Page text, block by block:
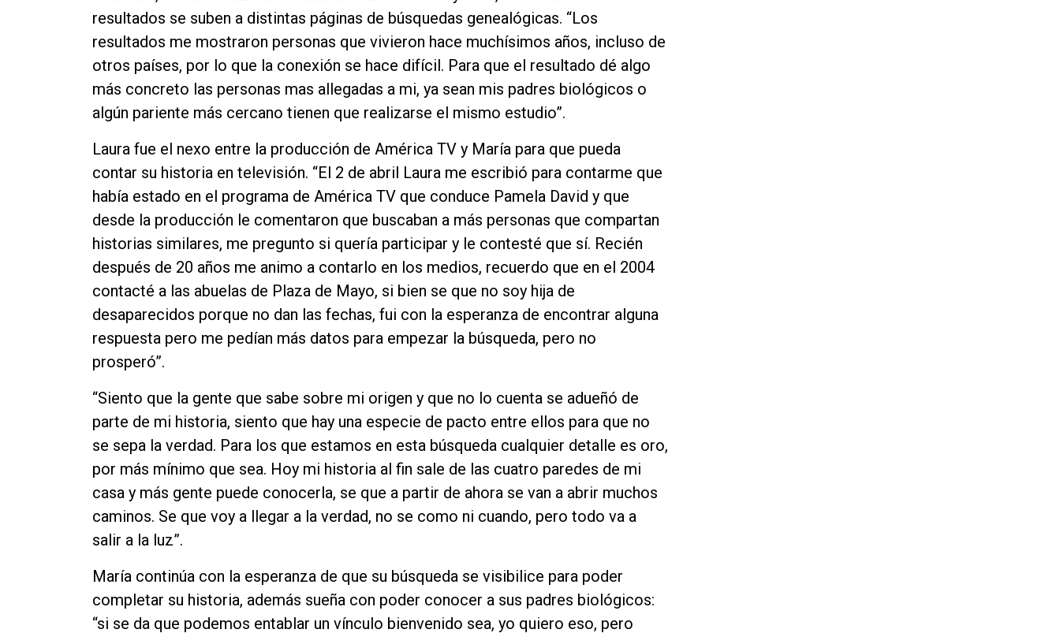
resultados se suben a distintas páginas de búsquedas genealógicas. “Los
resultados me mostraron personas que vivieron hace muchísimos años, incluso de
otros países, por lo que la conexión se hace difícil. Para que el resultado dé algo
más concreto las personas mas allegadas a mi, ya sean mis padres biológicos o
algún pariente más cercano tienen que realizarse el mismo estudio”.
Laura fue el nexo entre la producción de América TV y María para que pueda
contar su historia en televisión. “El 2 de abril Laura me escribió para contarme que
había estado en el programa de América TV que conduce Pamela David y que
desde la producción le comentaron que buscaban a más personas que compartan
historias similares, me pregunto si quería participar y le contesté que sí. Recién
después de 20 años me animo a contarlo en los medios, recuerdo que en el 2004
contacté a las abuelas de Plaza de Mayo, si bien se que no soy hija de
desaparecidos porque no dan las fechas, fui con la esperanza de encontrar alguna
respuesta pero me pedían más datos para empezar la búsqueda, pero no
prosperó”.
“Siento que la gente que sabe sobre mi origen y que no lo cuenta se adueñó de
parte de mi historia, siento que hay una especie de pacto entre ellos para que no
se sepa la verdad. Para los que estamos en esta búsqueda cualquier detalle es oro,
por más mínimo que sea. Hoy mi historia al fin sale de las cuatro paredes de mi
casa y más gente puede conocerla, se que a partir de ahora se van a abrir muchos
caminos. Se que voy a llegar a la verdad, no se como ni cuando, pero todo va a
salir a la luz”.
María continúa con la esperanza de que su búsqueda se visibilice para poder
completar su historia, además sueña con poder conocer a sus padres biológicos:
“si se da que podemos entablar un vínculo bienvenido sea, yo quiero eso, pero